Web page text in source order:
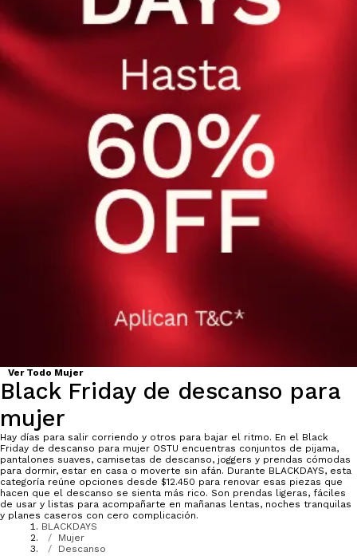
Ver Todo Mujer
Black Friday de descanso para
mujer
Hay días para salir corriendo y otros para bajar el ritmo. En el Black
Friday de descanso para mujer OSTU encuentras conjuntos de pijama,
pantalones suaves, camisetas de descanso, joggers y prendas cómodas
para dormir, estar en casa o moverte sin afán. Durante BLACKDAYS, esta
categoría reúne opciones desde $12.450 para renovar esas piezas que
hacen que el descanso se sienta más rico. Son prendas ligeras, fáciles
de usar y listas para acompañarte en mañanas lentas, noches tranquilas
y planes caseros con cero complicación.
BLACKDAYS
Mujer
Descanso